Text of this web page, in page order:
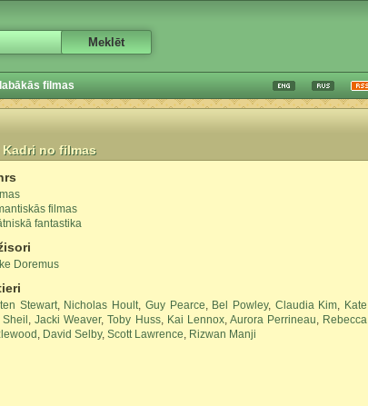
filmas
Kadri no filmas
filmas
fantastika
Doremus
Stewart, Nicholas Hoult, Guy Pearce, Bel Powley, Claudia Kim, Kate
,Jacki Weaver,Toby Huss, Kai Lennox, Aurora Perrineau, Rebecca
, David Selby, Scott Lawrence, Rizwan Manji